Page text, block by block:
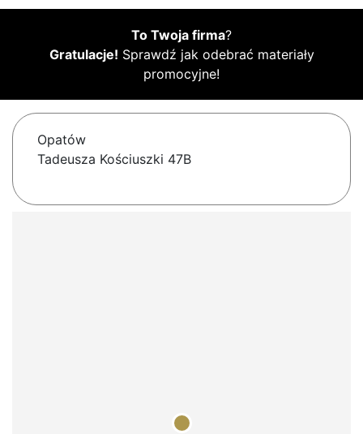
To Twoja firma?
Gratulacje! Sprawdź jak odebrać materiały
promocyjne!
Opatów
Tadeusza Kościuszki 47B